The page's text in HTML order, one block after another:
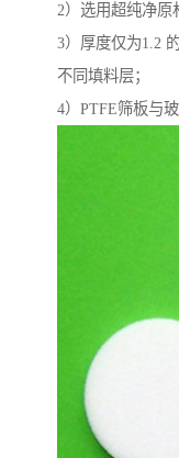
2）选用超纯净原
3）厚度仅为1.2
不同填料层；
4）PTFE筛板与